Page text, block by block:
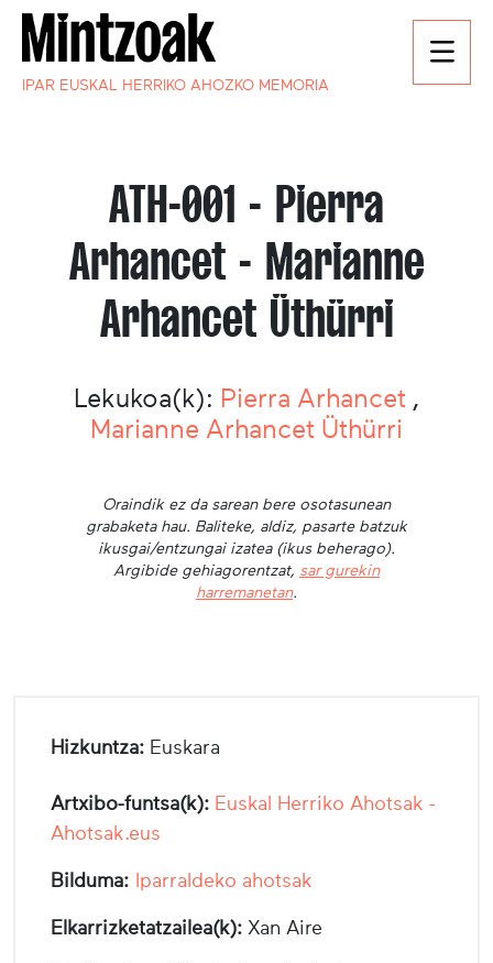
IPAR EUSKAL HERRIKO AHOZKO MEMORIA
ATH-001 - Pierra
Arhancet - Marianne
Arhancet Üthürri
Lekukoa(k): Pierra Arhancet ,
Marianne Arhancet Üthürri
Oraindik ez da sarean bere osotasunean
grabaketa hau. Baliteke, aldiz, pasarte batzuk
ikusgai/entzungai izatea (ikus beherago).
Argibide gehiagorentzat, sar gurekin
harremanetan.
Hizkuntza: Euskara
Artxibo-funtsa(k): Euskal Herriko Ahotsak -
Ahotsak.eus
Bilduma: Iparraldeko ahotsak
Elkarrizketatzailea(k): Xan Aire